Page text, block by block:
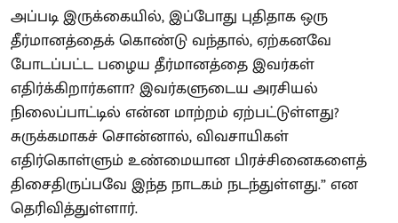
அப்படி இருக்கையில், இப்போது புதிதாக ஒரு
தீர்மானத்தைக் கொண்டு வந்தால், ஏற்கனவே
போடப்பட்ட பழைய தீர்மானத்தை இவர்கள்
எதிர்க்கிறார்களா? இவர்களுடைய அரசியல்
நிலைப்பாட்டில் என்ன மாற்றம் ஏற்பட்டுள்ளது?
சுருக்கமாகச் சொன்னால், விவசாயிகள்
எதிர்கொள்ளும் உண்மையான பிரச்சினைகளைத்
திசைதிருப்பவே இந்த நாடகம் நடந்துள்ளது.” என
தெரிவித்துள்ளார்.